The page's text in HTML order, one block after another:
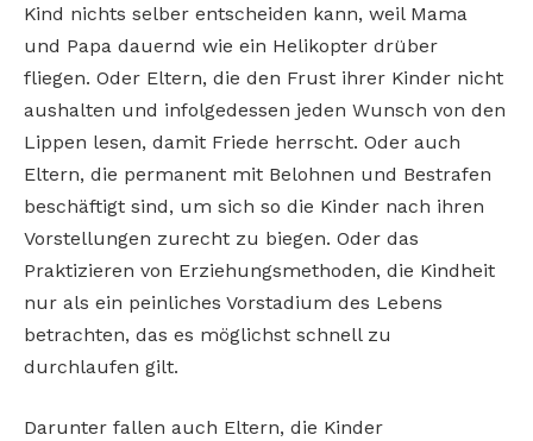
Kind nichts selber entscheiden kann, weil Mama
und Papa dauernd wie ein Helikopter drüber
fliegen. Oder Eltern, die den Frust ihrer Kinder nicht
aushalten und infolgedessen jeden Wunsch von den
Lippen lesen, damit Friede herrscht. Oder auch
Eltern, die permanent mit Belohnen und Bestrafen
beschäftigt sind, um sich so die Kinder nach ihren
Vorstellungen zurecht zu biegen. Oder das
Praktizieren von Erziehungsmethoden, die Kindheit
nur als ein peinliches Vorstadium des Lebens
betrachten, das es möglichst schnell zu
durchlaufen gilt.
Darunter fallen auch Eltern, die Kinder